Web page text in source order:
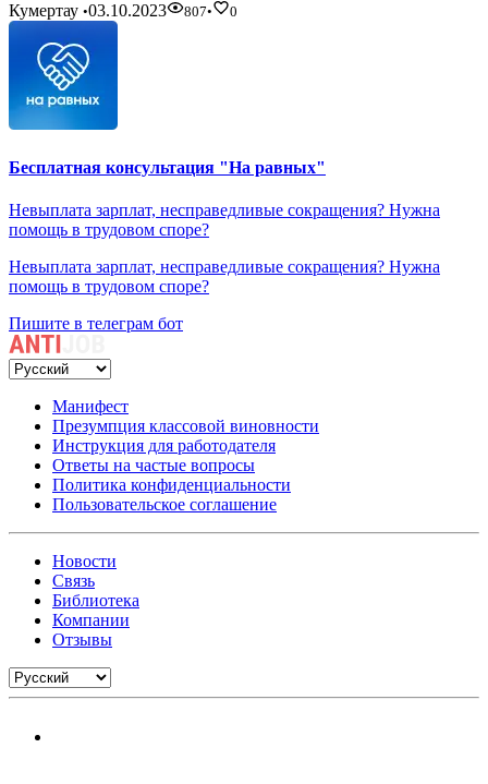
Кумертау •03.10.2023 807• 0
Бесплатная консультация "На равных"
Невыплата зарплат, несправедливые сокращения? Нужна
помощь в трудовом споре?
Невыплата зарплат, несправедливые сокращения? Нужна
помощь в трудовом споре?
Пишите в телеграм бот
Манифест
Презумпция классовой виновности
Инструкция для работодателя
Ответы на частые вопросы
Политика конфиденциальности
Пользовательское соглашение
Новости
Связь
Библиотека
Компании
Отзывы